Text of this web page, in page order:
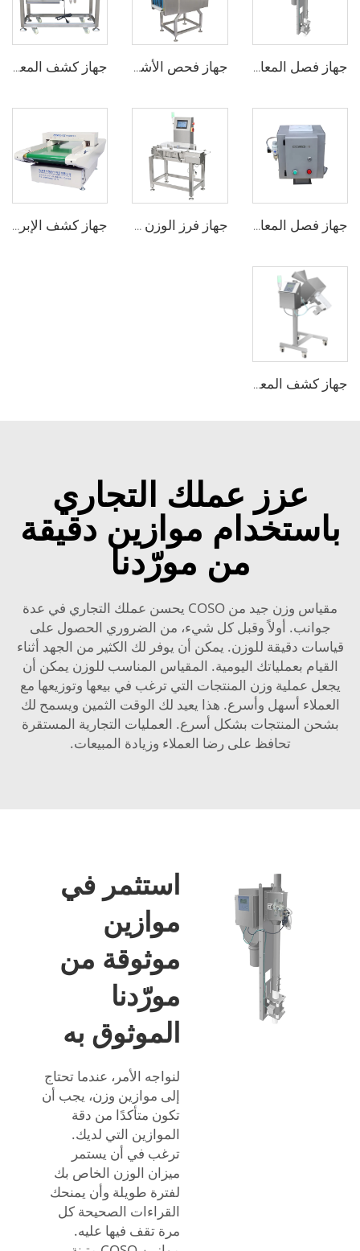
جهاز فصل المعادن PEC2005B لخطوط نقل الهواء جهاز فحص الأشعة السينية الرقمي لأكياس وتغليف الأطعمة والزجاجات والأوعية جهاز كشف المعادن المخصص لأنبوب السوائل الغذائية للصوص والمعجون
جهاز فصل المعادن الحر المتدفق لآلة تشكيل البلاستيك بالحقن جهاز فرز الوزن الديناميكي عبر الإنترنت CW150 لمراقبة الوزن في صناعة الأغذية جهاز كشف الإبر والمعادن للملابس الداخلية والجوارب والأحذية المعبأة
جهاز كشف المعادن للأدوية الصيدلانية لأقراص الكبسولات والأدوية الحبية
عزز عملك التجاري
باستخدام موازين دقيقة
من مورّدنا
مقياس وزن جيد من COSO يحسن عملك التجاري في عدة
جوانب. أولاً وقبل كل شيء، من الضروري الحصول على
قياسات دقيقة للوزن. يمكن أن يوفر لك الكثير من الجهد أثناء
القيام بعملياتك اليومية. المقياس المناسب للوزن يمكن أن
يجعل عملية وزن المنتجات التي ترغب في بيعها وتوزيعها مع
العملاء أسهل وأسرع. هذا يعيد لك الوقت الثمين ويسمح لك
بشحن المنتجات بشكل أسرع. العمليات التجارية المستقرة
تحافظ على رضا العملاء وزيادة المبيعات.
استثمر في
موازين
موثوقة من
مورّدنا
الموثوق به
لنواجه الأمر، عندما تحتاج
إلى موازين وزن، يجب أن
تكون متأكدًا من دقة
الموازين التي لديك.
ترغب في أن يستمر
ميزان الوزن الخاص بك
لفترة طويلة وأن يمنحك
القراءات الصحيحة كل
مرة تقف فيها عليه.